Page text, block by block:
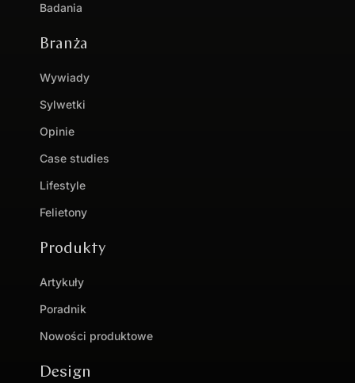
Badania
Branża
Wywiady
Sylwetki
Opinie
Case studies
Lifestyle
Felietony
Produkty
Artykuły
Poradnik
Nowości produktowe
Design